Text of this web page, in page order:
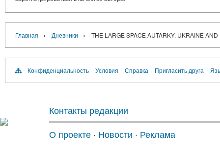
Главная › Дневники › THE LARGE SPACE AUTARKY. UKRAINE
Конфиденциальность Условия Справка Пригласить друга
Контакты редакции
О проекте · Новости · Реклама